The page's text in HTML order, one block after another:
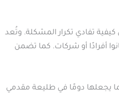
تفادي تكرار المشكلة. وتُعد
أفرادًا أو شركات. كما تضمن
يجعلها دومًا في طليعة مقدمي